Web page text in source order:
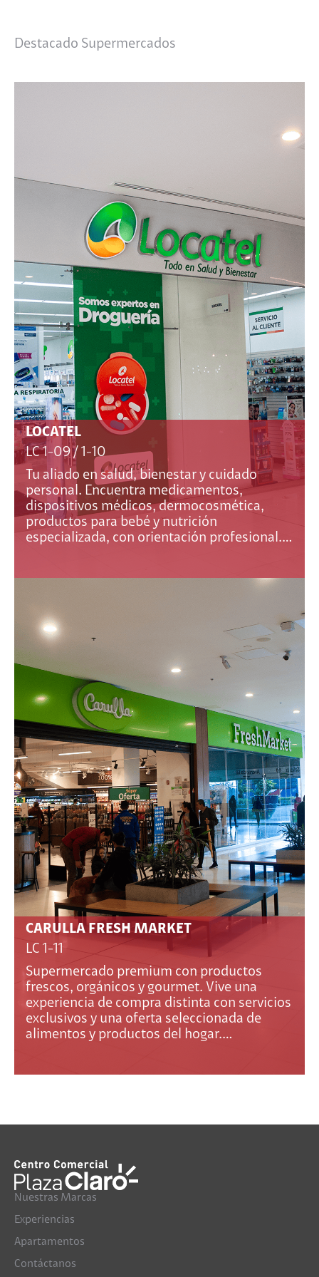
Destacado Supermercados
LOCATEL
LC 1-09 / 1-10
Tu aliado en salud, bienestar y cuidado
personal. Encuentra medicamentos,
dispositivos médicos, dermocosmética,
productos para bebé y nutrición
especializada, con orientación profesional.…
CARULLA FRESH MARKET
LC 1-11
Supermercado premium con productos
frescos, orgánicos y gourmet. Vive una
experiencia de compra distinta con servicios
exclusivos y una oferta seleccionada de
alimentos y productos del hogar.…
Nuestras Marcas
Experiencias
Apartamentos
Contáctanos